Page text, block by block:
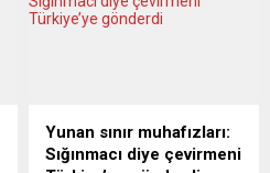
edilmelerini engellediğini
Ukrayna-Rusya savaşında
Amerikan parmağı
olduğunu anlatan haberi,
Yunan sınır muhafızları:
Sığınmacı diye çevirmeni